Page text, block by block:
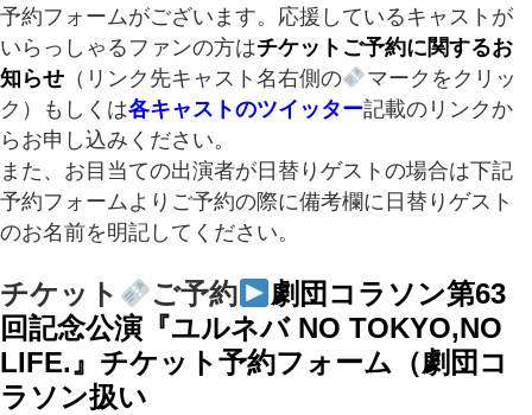
予約フォームがございます。応援しているキャストが
いらっしゃるファンの方はチケットご予約に関するお
知らせ （リンク先キャスト名右側の
マークをクリッ
ク）もしくは各キャストのツイッター記載のリンクか
らお申し込みください。
また、お目当ての出演者が日替りゲストの場合は下記
予約フォームよりご予約の際に備考欄に日替りゲスト
のお名前を明記してください。
チケット ご予約
劇団コラソン第63
回記念公演『ユルネバ NO TOKYO,NO
LIFE.』チケット予約フォーム（劇団コ
ラソン扱い